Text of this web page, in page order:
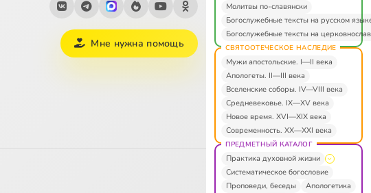
Мне нужна помощь
Молитвы по-славянски
Богослужебные тексты на русском
Богослужебные тексты на
СВЯТООТЕЧЕСКОЕ НАСЛЕДИЕ
Мужи апостольские. I—II века
Апологеты. II—III века
Вселенские соборы. IV—VIII века
Средневековье. IX—XV века
Новое время. XVI—XIX века
Современность. XX—XXI века
ПРЕДМЕТНЫЙ КАТАЛОГ
Практика духовной жизни
Систематическое богословие
Проповеди, беседы
Апологетика